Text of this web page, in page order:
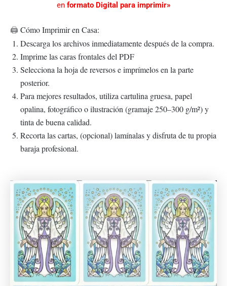
enformato Digital para imprimir»
🖨️ Cómo Imprimir en Casa:
Descarga los archivos inmediatamente después de la compra.
Imprime las caras frontales del PDF
Selecciona la hoja de reversos e imprímelos en la parte
posterior.
Para mejores resultados, utiliza cartulina gruesa, papel
opalina, fotográfico o ilustración (gramaje 250–300 g/m²) y
tinta de buena calidad.
Recorta las cartas, (opcional) lamínalas y disfruta de tu propia
baraja profesional.